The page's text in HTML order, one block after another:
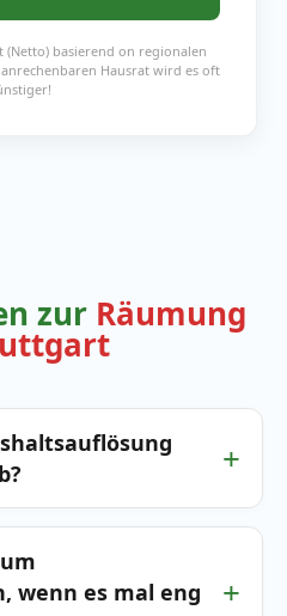
basierend on regionalen
Hausrat wird es oft
zur Räumung
wenn es mal eng